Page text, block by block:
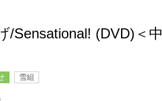
/Sensational! (DVD)＜中
雪組